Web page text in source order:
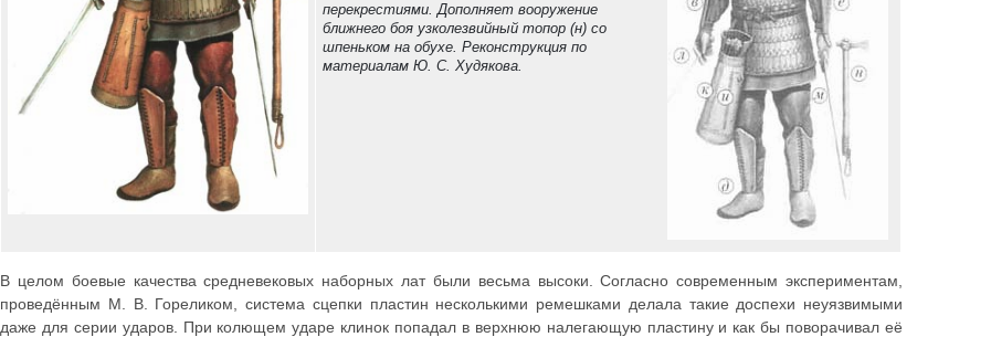
перекрестиями. Дополняет вооружение
ближнего боя узколезвийный топор (н) со
шпеньком на обухе. Реконструкция по
материалам Ю. С. Худякова.
В целом боевые качества средневековых наборных лат были весьма высоки. Согласно современным экспериментам,
проведённым М. В. Гореликом, система сцепки пластин несколькими ремешками делала такие доспехи неуязвимыми
даже для серии ударов. При колющем ударе клинок попадал в верхнюю налегающую пластину и как бы поворачивал её